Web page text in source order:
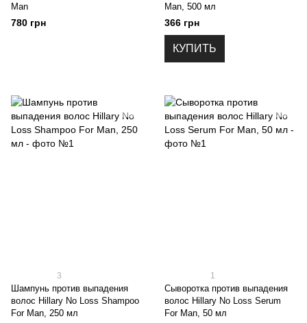
Man
780 грн
Man, 500 мл
366 грн
КУПИТЬ
3
Шампунь против выпадения
волос Hillary No Loss Shampoo
For Man, 250 мл
1
Сыворотка против выпадения
волос Hillary No Loss Serum
For Man, 50 мл